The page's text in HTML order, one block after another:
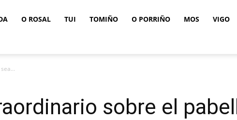
O ROSAL TUI TOMIÑO O PORRIÑO MOS VIGO
sobre el